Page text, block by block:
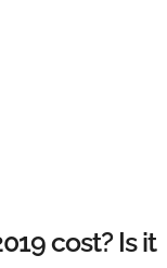
cost? Is it